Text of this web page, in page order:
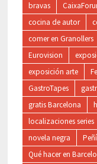
bravas
cocina de autor
comer en Granollers
Eurovision
exposición arte
GastroTapes
gratis Barcelona
localizaciones series
novela negra
Qué hacer en